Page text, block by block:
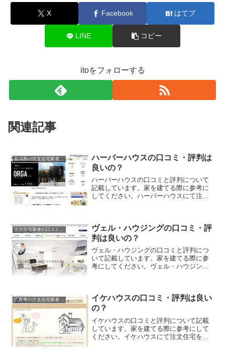
X Facebook はてブ
LINE コピー
itoをフォローする
関連記事
新潟県の注文住宅業者の口コミと評判、体験談
ハーバーハウスの口コミ・評判は
良いの？
ハーバーハウスの口コミと評判について
記載しています。家を建てる際に参考に
してください。ハーバーハウスにて注文
ヴェル・ハウジングの口コミ・評
判は良いの？
ヴェル・ハウジングの口コミと評判につ
いて記載しています。家を建てる際に参
考にしてください。ヴェル・ハウジング
イケハウスの口コミ・評判は良い
の？
イケハウスの口コミと評判について記載
しています。家を建てる際に参考にして
ください。イケハウスにて注文住宅を実